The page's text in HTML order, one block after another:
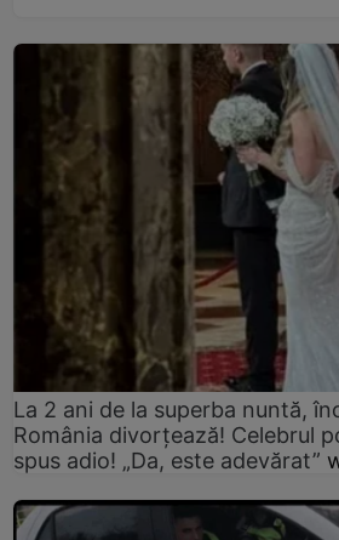
La 2 ani de la superba nuntă,
România divorțează! Celebrul
spus adio! „Da, este adevărat”